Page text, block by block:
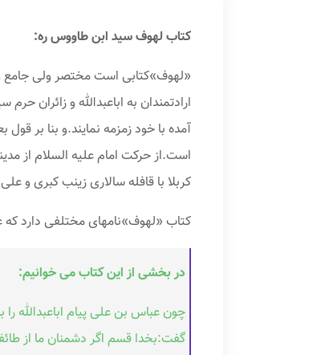
کتاب لهوف سید ابن طاووس ره:
«لهوف»کتابی است مختصر ولی جامع و
ارادتمندان به اباعبدالله و زائران
آمده با خود زمزمه نمایند.و بنا بر
است.از حرکت امام علیه السلام از
کربلا با قافله سالاری زینب کبری و
کتاب «لهوف»نامهای مختلفی دارد
در بخشی از این کتاب می خوانیم:
چون عباس بن علی پیام اباعبدالله
گفت:بخدا قسم اگر دشمنان ما از